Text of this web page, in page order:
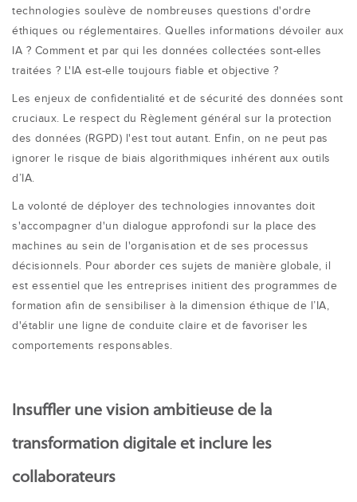
technologies soulève de nombreuses questions d'ordre
éthiques ou réglementaires. Quelles informations dévoiler aux
IA ? Comment et par qui les données collectées sont-elles
traitées ? L'IA est-elle toujours fiable et objective ?
Les enjeux de confidentialité et de sécurité des données sont
cruciaux. Le respect du Règlement général sur la protection
des données (RGPD) l'est tout autant. Enfin, on ne peut pas
ignorer le risque de biais algorithmiques inhérent aux outils
d’IA.
La volonté de déployer des technologies innovantes doit
s'accompagner d'un dialogue approfondi sur la place des
machines au sein de l'organisation et de ses processus
décisionnels. Pour aborder ces sujets de manière globale, il
est essentiel que les entreprises initient des programmes de
formation afin de sensibiliser à la dimension éthique de l’IA,
d'établir une ligne de conduite claire et de favoriser les
comportements responsables.
Insuffler une vision ambitieuse de la
transformation digitale et inclure les
collaborateurs